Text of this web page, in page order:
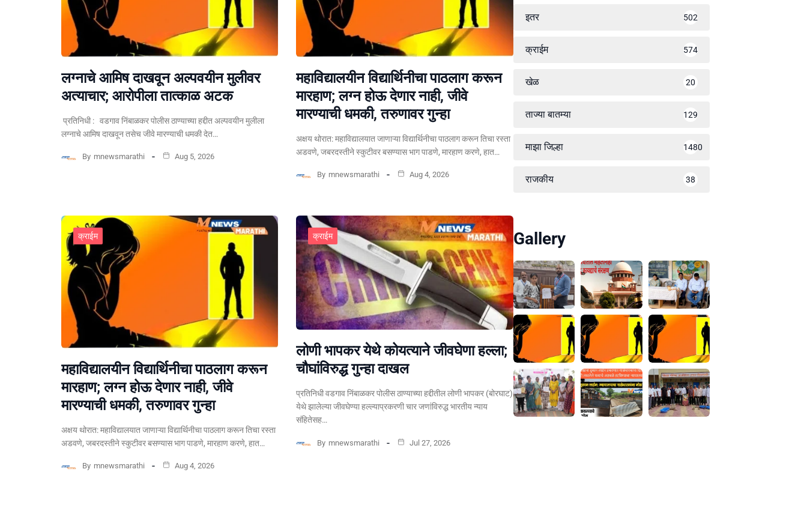
लग्नाचे आमिष दाखवून अल्पवयीन मुलीवर
अत्याचार; आरोपीला तात्काळ अटक
प्रतिनिधी : वडगाव निंबाळकर पोलीस ठाण्याच्या हद्दीत अल्पवयीन मुलीला
लग्नाचे आमिष दाखवून तसेच जीवे मारण्याची धमकी देत…
By mnewsmarathi Aug 5, 2026
महाविद्यालयीन विद्यार्थिनीचा पाठलाग करून
मारहाण; लग्न होऊ देणार नाही, जीवे
मारण्याची धमकी, तरुणावर गुन्हा
अक्षय थोरात: महाविद्यालयात जाणाऱ्या विद्यार्थिनीचा पाठलाग करून तिचा रस्ता
अडवणे, जबरदस्तीने स्कुटीवर बसण्यास भाग पाडणे, मारहाण करणे, हात…
By mnewsmarathi Aug 4, 2026
क्राईम
महाविद्यालयीन विद्यार्थिनीचा पाठलाग करून
मारहाण; लग्न होऊ देणार नाही, जीवे
मारण्याची धमकी, तरुणावर गुन्हा
अक्षय थोरात: महाविद्यालयात जाणाऱ्या विद्यार्थिनीचा पाठलाग करून तिचा रस्ता
अडवणे, जबरदस्तीने स्कुटीवर बसण्यास भाग पाडणे, मारहाण करणे, हात…
By mnewsmarathi Aug 4, 2026
क्राईम
लोणी भापकर येथे कोयत्याने जीवघेणा हल्ला;
चौघांविरुद्ध गुन्हा दाखल
प्रतिनिधी वडगाव निंबाळकर पोलीस ठाण्याच्या हद्दीतील लोणी भापकर (बोरघाट)
येथे झालेल्या जीवघेण्या हल्ल्याप्रकरणी चार जणांविरुद्ध भारतीय न्याय
संहितेसह…
By mnewsmarathi Jul 27, 2026
इतर 502
क्राईम 574
खेळ 20
ताज्या बातम्या 129
माझा जिल्हा 1480
राजकीय 38
Gallery